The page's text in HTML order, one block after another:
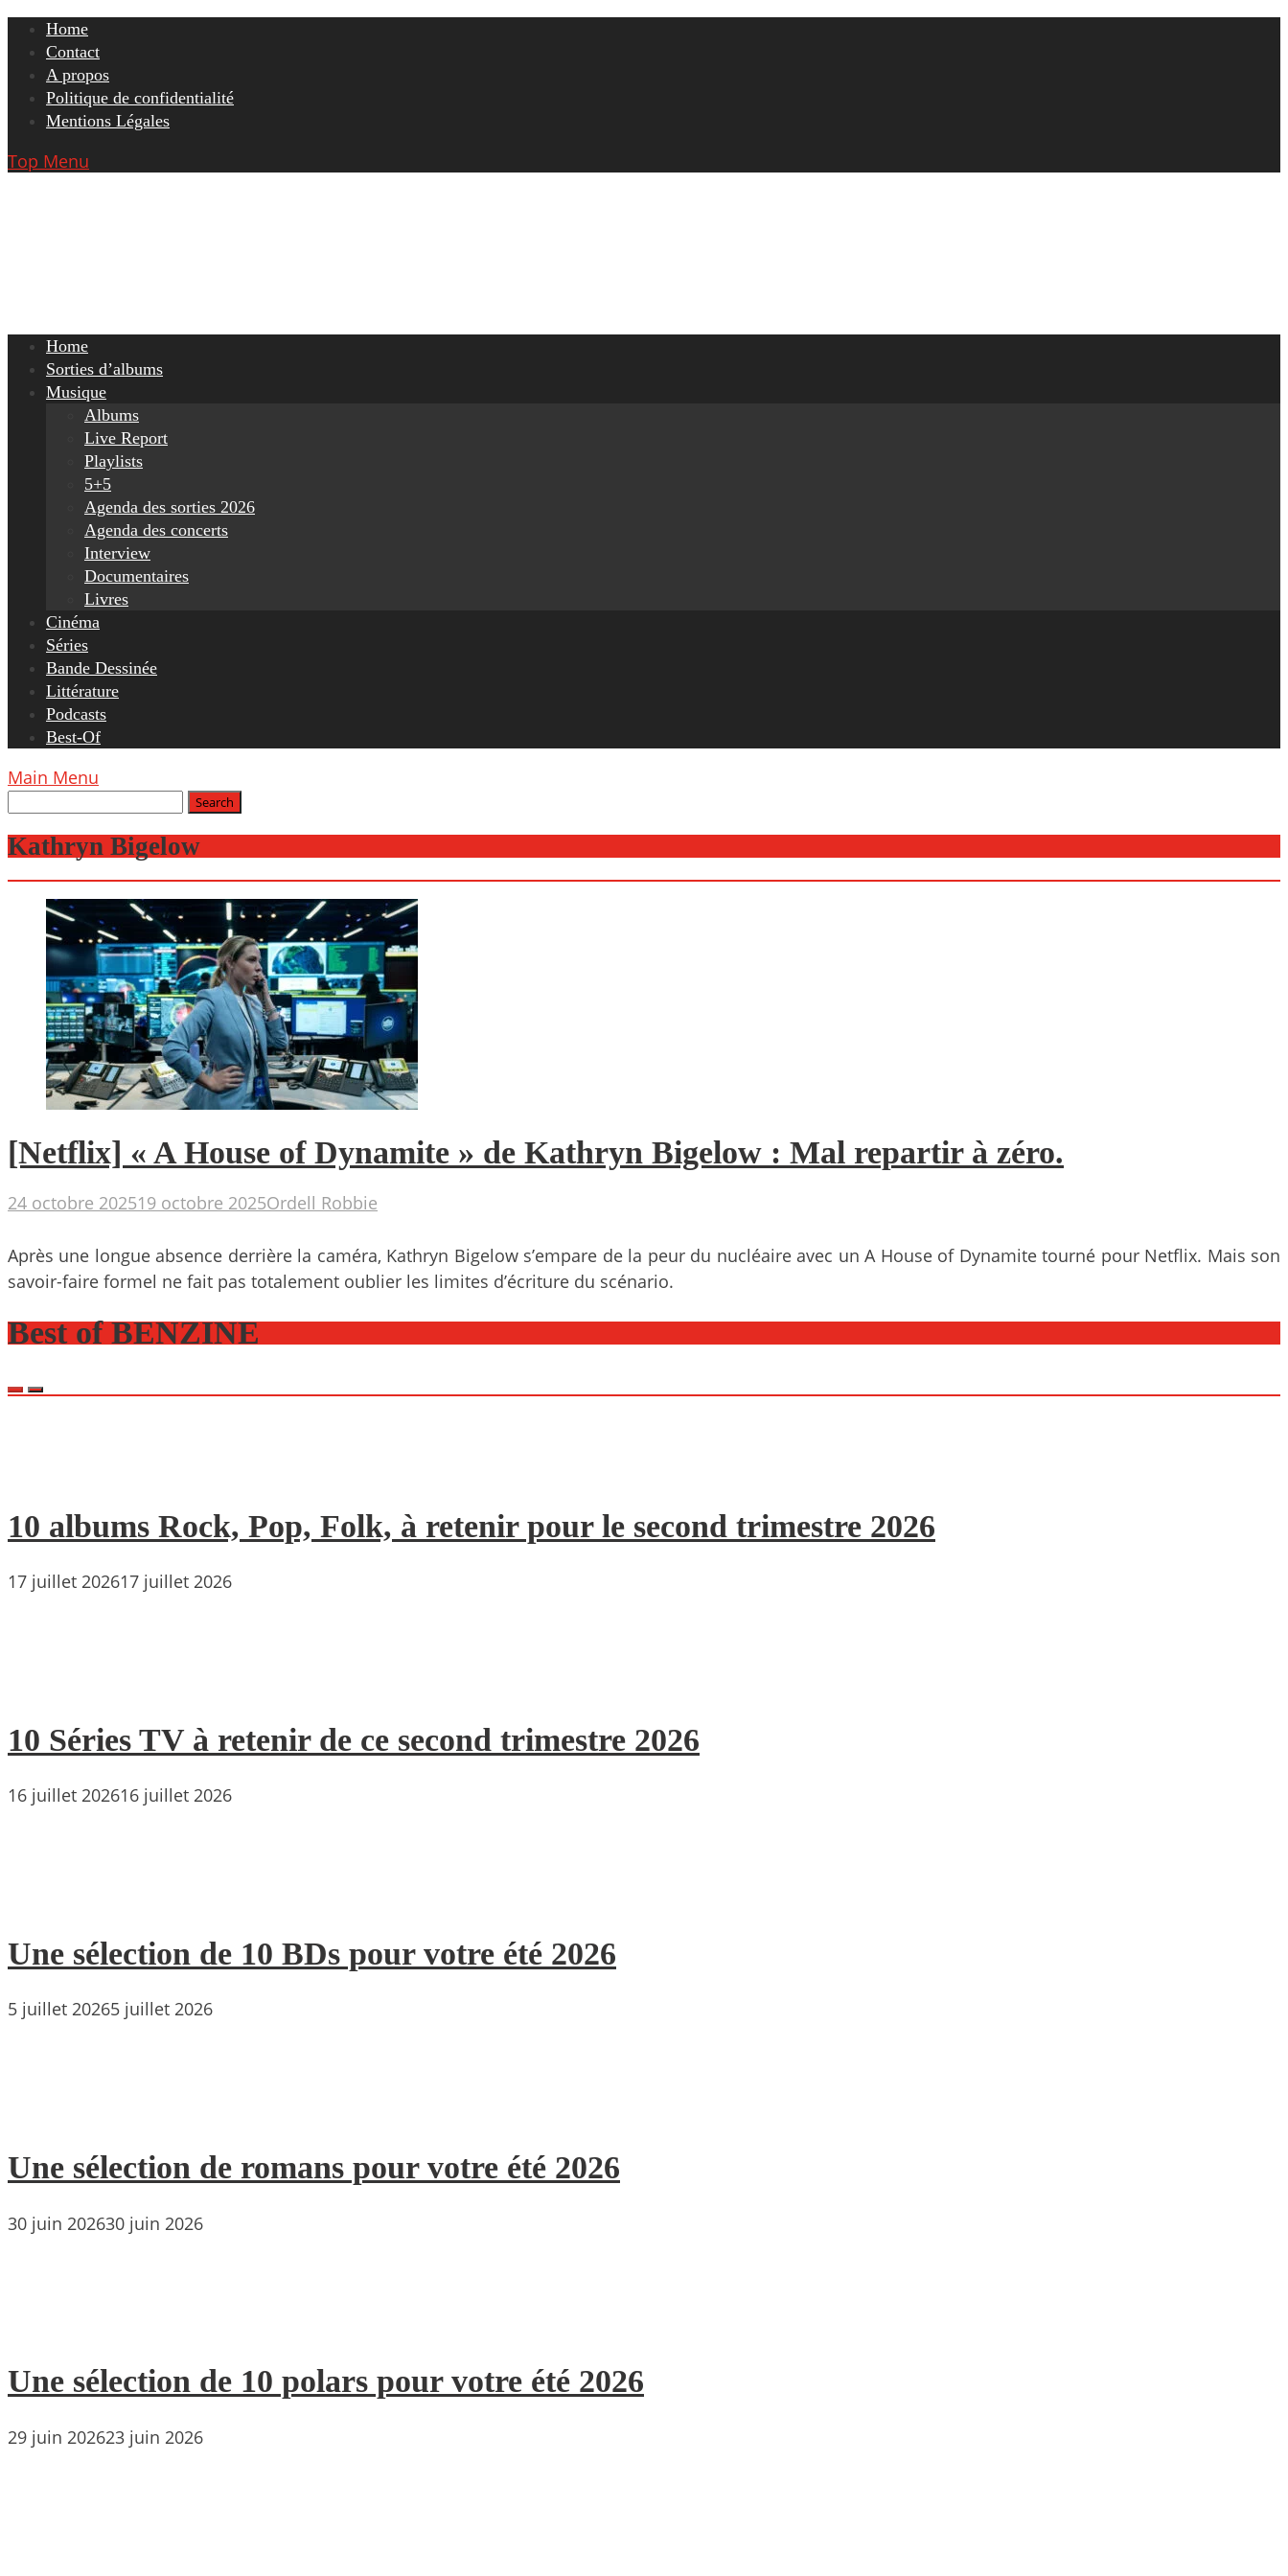
Skip
content
Home
Contact
A propos
Politique de confidentialité
Mentions Légales
Top Menu
Home
Sorties d’albums
Musique
Albums
Live Report
Playlists
5+5
Agenda des sorties 2026
Agenda des concerts
Interview
Documentaires
Livres
Cinéma
Séries
Bande Dessinée
Littérature
Podcasts
Best-Of
Main Menu
Kathryn Bigelow
[Netflix] « A House of Dynamite » de Kathryn Bigelow : Mal repartir à zéro.
24 octobre 202519 octobre 2025Ordell Robbie
Après une longue absence derrière la caméra, Kathryn Bigelow s’empare de la peur du nucléaire avec un A House of Dynamite tourné pour Netflix. Mais son
savoir-faire formel ne fait pas totalement oublier les limites d’écriture du scénario.
Best of BENZINE
10 albums Rock, Pop, Folk, à retenir pour le second trimestre 2026
17 juillet 202617 juillet 2026
10 Séries TV à retenir de ce second trimestre 2026
16 juillet 202616 juillet 2026
Une sélection de 10 BDs pour votre été 2026
5 juillet 20265 juillet 2026
Une sélection de romans pour votre été 2026
30 juin 202630 juin 2026
Une sélection de 10 polars pour votre été 2026
29 juin 202623 juin 2026